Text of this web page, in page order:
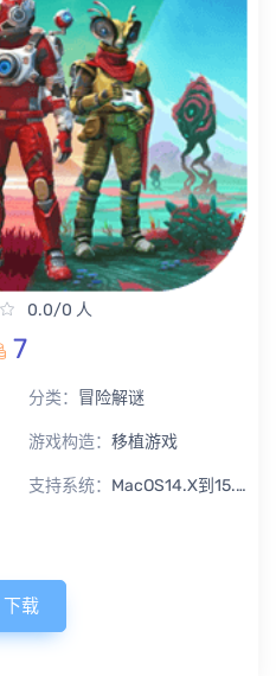
0.0/0 人
7
分类： 冒险解谜
游戏构造： 移植游戏
支持系统： MacOS14.X到15.X Sequoia
下载